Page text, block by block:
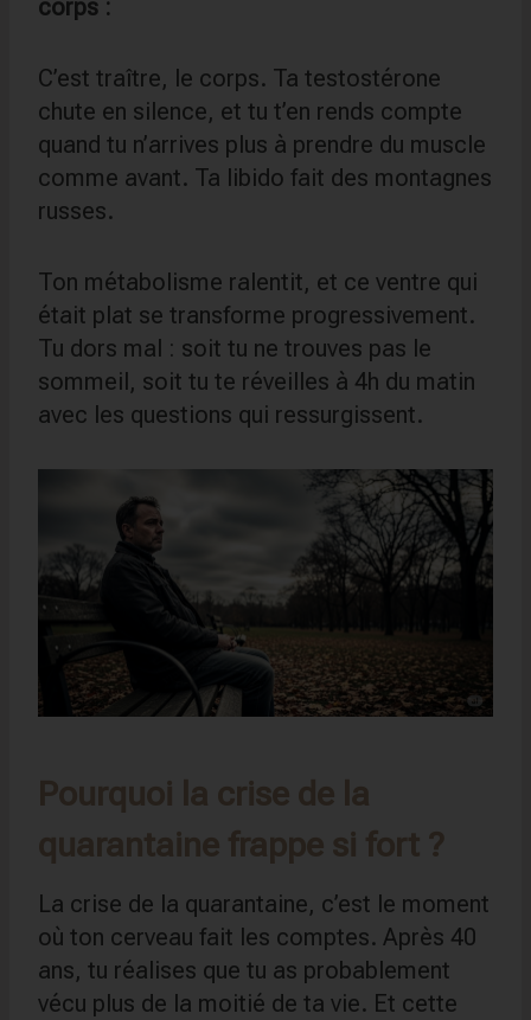
corps :
C’est traître, le corps. Ta testostérone
chute en silence, et tu t’en rends compte
quand tu n’arrives plus à prendre du muscle
comme avant. Ta libido fait des montagnes
russes.
Ton métabolisme ralentit, et ce ventre qui
était plat se transforme progressivement.
Tu dors mal : soit tu ne trouves pas le
sommeil, soit tu te réveilles à 4h du matin
avec les questions qui ressurgissent.
Pourquoi la crise de la
quarantaine frappe si fort ?
La crise de la quarantaine, c’est le moment
où ton cerveau fait les comptes. Après 40
ans, tu réalises que tu as probablement
vécu plus de la moitié de ta vie. Et cette